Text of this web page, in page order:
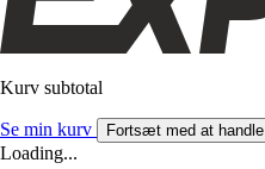
Kurv subtotal
Se min kurv Fortsæt med at handle
Loading...